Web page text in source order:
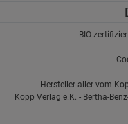
BIO-
Hersteller aller vom
Kopp Verlag e.K. - Bertha-
Marketing